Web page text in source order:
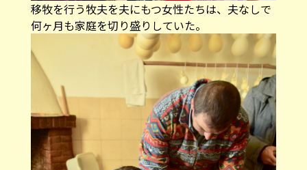
移牧を行う牧夫を夫にもつ女性たちは、夫なしで
何ヶ月も家庭を切り盛りしていた。